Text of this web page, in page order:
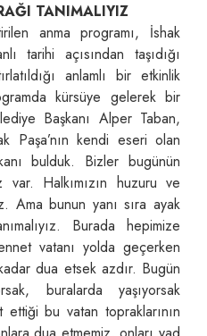
TANIMALIYIZ
anma programı, İshak
tarihi açısından taşıdığı
anlamlı bir etkinlik
kürsüye gelerek bir
Başkanı Alper Taban,
Paşa’nın kendi eseri olan
bulduk. Bizler bugünün
var. Halkımızın huzuru ve
Ama bunun yanı sıra ayak
Burada hepimize
vatanı yolda geçerken
dua etsek azdır. Bugün
buralarda yaşıyorsak
ettiği bu vatan topraklarının